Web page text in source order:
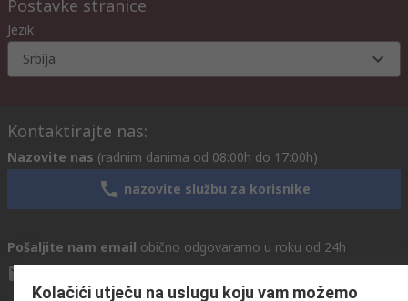
Postavke stranice
Jezik
Srbija
Kontaktirajte nas:
Nazovite nas (radnim danima od 08:00h do 17:00h)
nazovite službu za korisnike
Pošaljite nam email obično odgovaramo u roku od 24h
Kolačići utječu na uslugu koju vam možemo